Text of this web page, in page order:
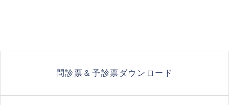
問診票＆ 予診票 ダウンロード